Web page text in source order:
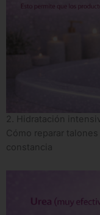
2. Hidratación
Cómo reparar
constancia